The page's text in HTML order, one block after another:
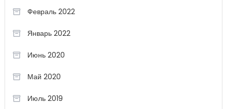
Февраль 2022
Январь 2022
Июнь 2020
Май 2020
Июль 2019